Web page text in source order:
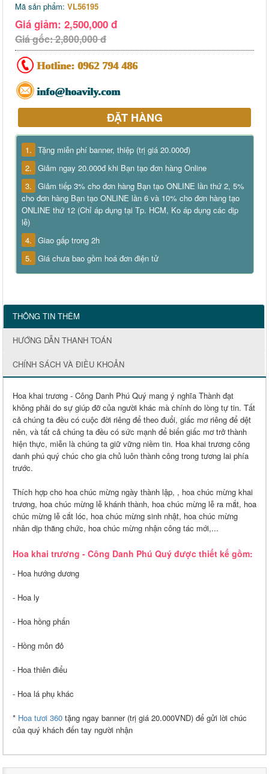
Mã sản phẩm: VL56195
Giá giảm: 2,500,000 đ
Giá gốc: 2,800,000 đ
Hotline: 0962 794 486
info@hoavily.com
ĐẶT HÀNG
1. Tặng miễn phí banner, thiệp (trị giá 20.000đ)
2. Giảm ngay 20.000đ khi Bạn tạo đơn hàng Online
3. Giảm tiếp 3% cho đơn hàng Bạn tạo ONLINE lần thứ 2, 5%
cho đơn hàng Bạn tạo ONLINE lần 6 và 10% cho đơn hàng tạo
ONLINE thứ 12 (Chỉ áp dụng tại Tp. HCM, Ko áp dụng các dịp
lễ)
4. Giao gấp trong 2h
5. Giá chưa bao gồm hoá đơn điện tử
THÔNG TIN THÊM
HƯỚNG DẪN THANH TOÁN
CHÍNH SÁCH VÀ ĐIỀU KHOẢN
Hoa khai trương - Công Danh Phú Quý mang ý nghĩa Thành đạt
không phải do sự giúp đỡ của người khác mà chính do lòng tự tin. Tất
cả chúng ta đều có cuộc đời riêng để theo đuổi, giấc mơ riêng để dệt
nên, và tất cả chúng ta đều có sức mạnh để biến giấc mơ trở thành
hiện thực, miễn là chúng ta giữ vững niềm tin. Hoa khai trương công
danh phú quý chúc cho gia chủ luôn thành công trong tương lai phía
trước.
Thích hợp cho hoa chúc mừng ngày thành lập, , hoa chúc mừng khai
trương, hoa chúc mừng lễ khánh thành, hoa chúc mừng lễ ra mắt, hoa
chúc mừng lễ cắt lóc, hoa chúc mừng sinh nhật, hoa chúc mừng
nhân dịp thăng chức, hoa chúc mừng nhận công tác mới,...
Hoa khai trương - Công Danh Phú Quý được thiết kế gồm:
- Hoa hướng dương
- Hoa ly
- Hoa hồng phấn
- Hồng môn đỏ
- Hoa thiên điểu
- Hoa lá phụ khác
* Hoa tươi 360 tặng ngay banner (trị giá 20.000VND) để gửi lời chúc
của quý khách đến tay người nhận